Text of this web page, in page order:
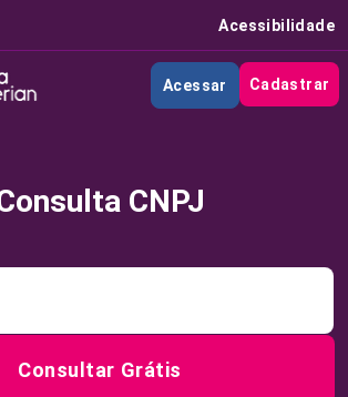
Acessibilidade
Acessar Cadastrar
CNPJ
Consultar Grátis